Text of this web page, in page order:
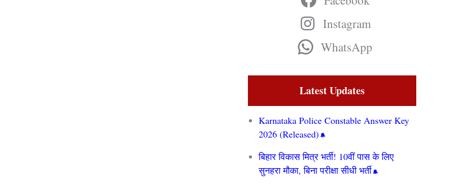
Instagram
WhatsApp
Latest Updates
Karnataka Police Constable Answer Key
2026 (Released)
बिहार विकास मित्र भर्ती! 10वीं पास के लिए
सुनहरा मौका, बिना परीक्षा सीधी भर्ती